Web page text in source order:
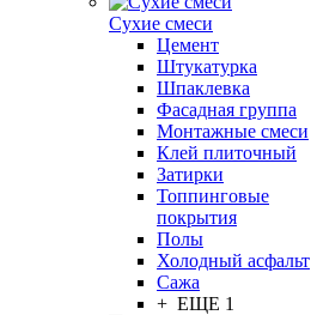
Сухие смеси
Цемент
Штукатурка
Шпаклевка
Фасадная группа
Монтажные смеси
Клей плиточный
Затирки
Топпинговые
покрытия
Полы
Холодный асфальт
Сажа
+ ЕЩЕ 1